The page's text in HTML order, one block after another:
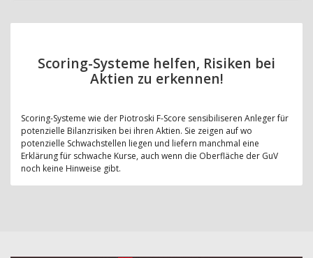
Scoring-Systeme helfen, Risiken bei
Aktien zu erkennen!
Scoring-Systeme wie der Piotroski F-Score sensibiliseren Anleger für
potenzielle Bilanzrisiken bei ihren Aktien. Sie zeigen auf wo
potenzielle Schwachstellen liegen und liefern manchmal eine
Erklärung für schwache Kurse, auch wenn die Oberfläche der GuV
noch keine Hinweise gibt.